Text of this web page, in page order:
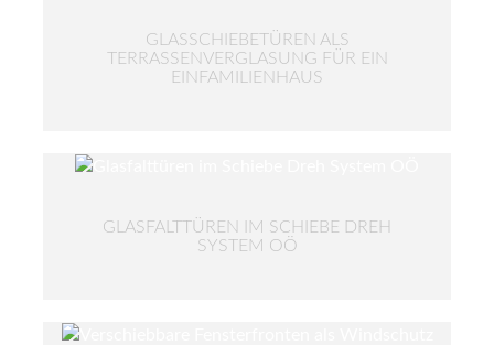
GLASSCHIEBETÜREN ALS
TERRASSENVERGLASUNG FÜR EIN
EINFAMILIENHAUS
GLASFALTTÜREN IM SCHIEBE DREH
SYSTEM OÖ